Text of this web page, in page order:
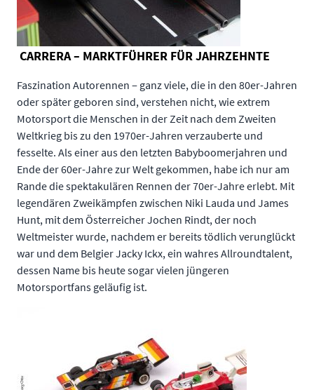
CARRERA – MARKTFÜHRER FÜR JAHRZEHNTE
Faszination Autorennen ‒ ganz viele, die in den 80er-Jahren
oder später geboren sind, verstehen nicht, wie extrem
Motorsport die Menschen in der Zeit nach dem Zweiten
Weltkrieg bis zu den 1970er-Jahren verzauberte und
fesselte. Als einer aus den letzten Babyboomerjahren und
Ende der 60er-Jahre zur Welt gekommen, habe ich nur am
Rande die spektakulären Rennen der 70er-Jahre erlebt. Mit
legendären Zweikämpfen zwischen Niki Lauda und James
Hunt, mit dem Österreicher Jochen Rindt, der noch
Weltmeister wurde, nachdem er bereits tödlich verunglückt
war und dem Belgier Jacky Ickx, ein wahres Allroundtalent,
dessen Name bis heute sogar vielen jüngeren
Motorsportfans geläufig ist.